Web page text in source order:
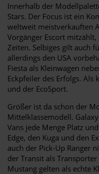
Innerhalb der
Stars. Der Focus ist ein
weltweit meistverkauften
Vorgänger Escort
Zeiten. Selbiges gilt auch
allerdings den USA
Fiesta als Kleinwagen
Eckpfeiler des Erfolgs. Als
und der EcoSport.
Größer ist da schon der
Mittelklassemodell.
Vans jede Menge Platz
Edge, den Kuga und den
auch der Pick-Up Ranger
der Transit als
Mustang gelten als echte